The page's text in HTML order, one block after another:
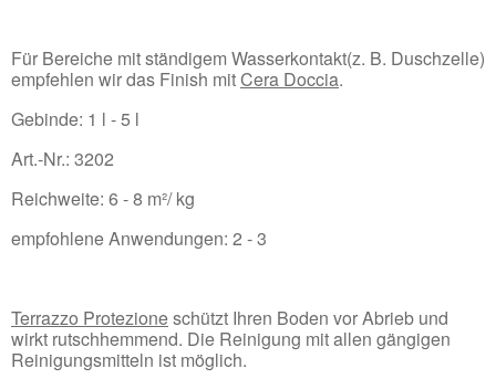
Für Bereiche mit ständigem Wasserkontakt(z. B. Duschzelle)
empfehlen wir das Finish mitCera Doccia.
Gebinde: 1 l - 5 l
Art.-Nr.: 3202
Reichweite: 6 - 8 m²/ kg
empfohlene Anwendungen: 2 - 3
Terrazzo Protezioneschützt Ihren Boden vor Abrieb und
wirkt rutschhemmend. Die Reinigung mit allen gängigen
Reinigungsmitteln ist möglich.